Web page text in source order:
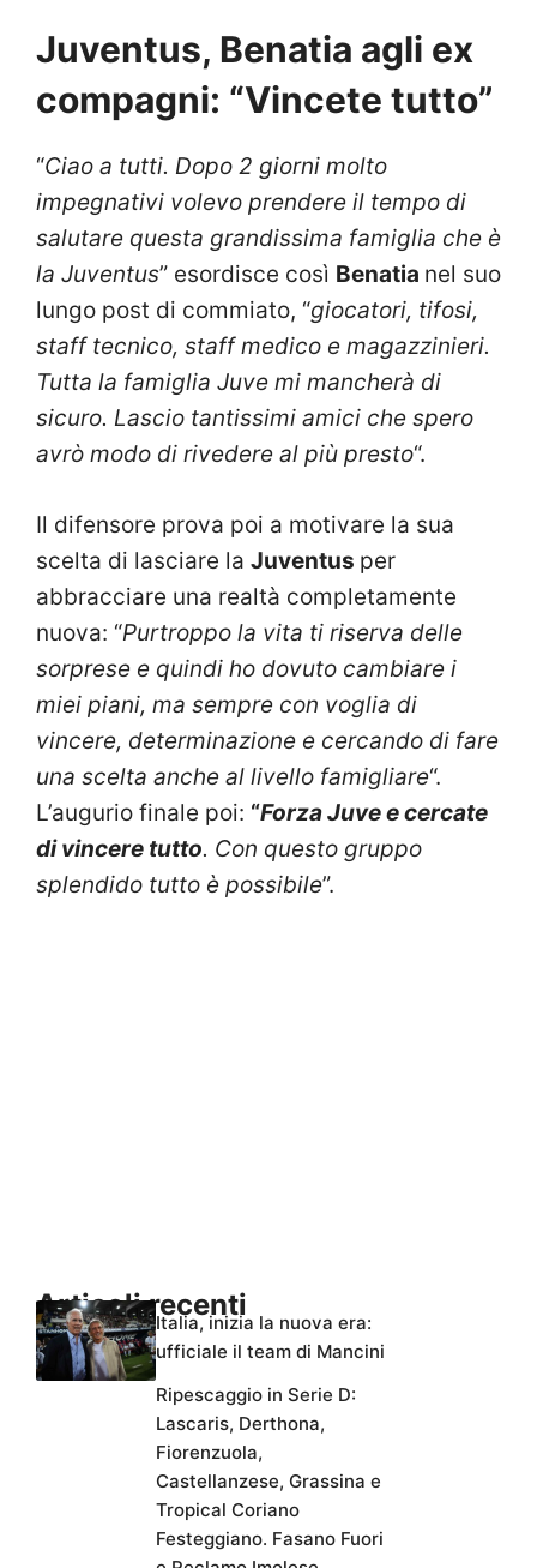
Juventus, Benatia agli ex
compagni: “Vincete tutto”
“Ciao a tutti. Dopo 2 giorni molto
impegnativi volevo prendere il tempo di
salutare questa grandissima famiglia che è
la Juventus” esordisce così Benatia nel suo
lungo post di commiato, “giocatori, tifosi,
staff tecnico, staff medico e magazzinieri.
Tutta la famiglia Juve mi mancherà di
sicuro. Lascio tantissimi amici che spero
avrò modo di rivedere al più presto“.
Il difensore prova poi a motivare la sua
scelta di lasciare la Juventus per
abbracciare una realtà completamente
nuova: “Purtroppo la vita ti riserva delle
sorprese e quindi ho dovuto cambiare i
miei piani, ma sempre con voglia di
vincere, determinazione e cercando di fare
una scelta anche al livello famigliare“.
L’augurio finale poi: “Forza Juve e cercate
di vincere tutto. Con questo gruppo
splendido tutto è possibile”.
Articoli recenti
Italia, inizia la nuova era:
ufficiale il team di Mancini
Ripescaggio in Serie D:
Lascaris, Derthona,
Fiorenzuola,
Castellanzese, Grassina e
Tropical Coriano
Festeggiano. Fasano Fuori